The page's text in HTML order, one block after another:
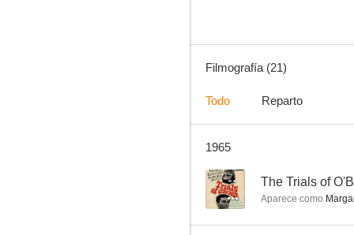
La nueva generación
Filmografía (21)
Todo Reparto
1965
-- The Trials of
Aparece como